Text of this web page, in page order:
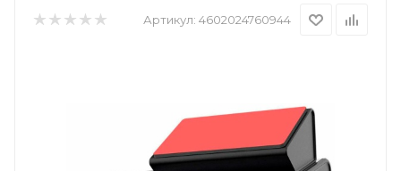
Артикул: 4602024760944